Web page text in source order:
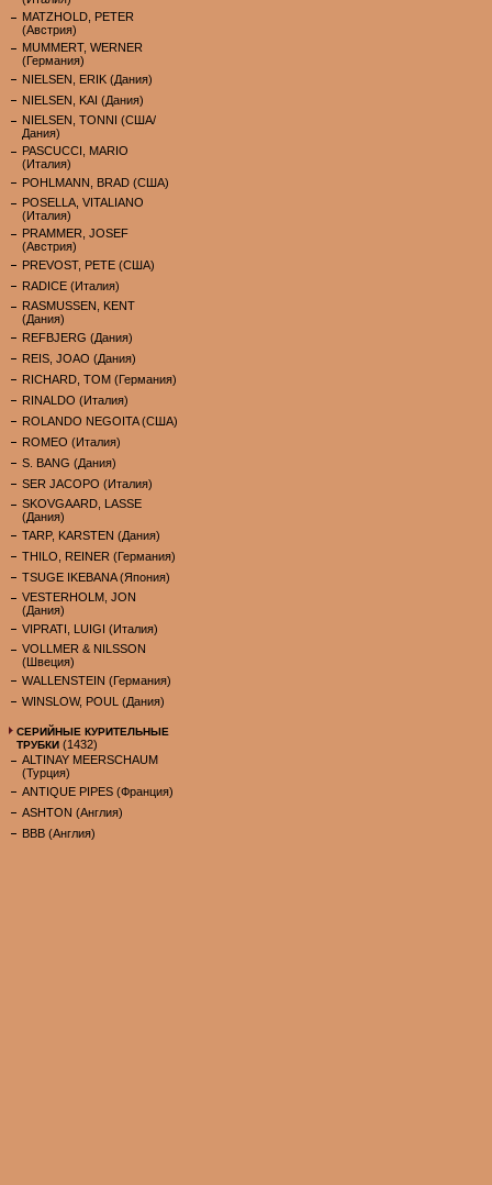
MATZHOLD, PETER
(Австрия)
MUMMERT, WERNER
(Германия)
NIELSEN, ERIK (Дания)
NIELSEN, KAI (Дания)
NIELSEN, TONNI (США/
Дания)
PASCUCCI, MARIO
(Италия)
POHLMANN, BRAD (США)
POSELLA, VITALIANO
(Италия)
PRAMMER, JOSEF
(Австрия)
PREVOST, PETE (США)
RADICE (Италия)
RASMUSSEN, KENT
(Дания)
REFBJERG (Дания)
REIS, JOAO (Дания)
RICHARD, TOM (Германия)
RINALDO (Италия)
ROLANDO NEGOITA (США)
ROMEO (Италия)
S. BANG (Дания)
SER JACOPO (Италия)
SKOVGAARD, LASSE
(Дания)
TARP, KARSTEN (Дания)
THILO, REINER (Германия)
TSUGE IKEBANA (Япония)
VESTERHOLM, JON
(Дания)
VIPRATI, LUIGI (Италия)
VOLLMER & NILSSON
(Швеция)
WALLENSTEIN (Германия)
WINSLOW, POUL (Дания)
СЕРИЙНЫЕ КУРИТЕЛЬНЫЕ
ТРУБКИ (1432)
ALTINAY MEERSCHAUM
(Турция)
ANTIQUE PIPES (Франция)
ASHTON (Англия)
BBB (Англия)